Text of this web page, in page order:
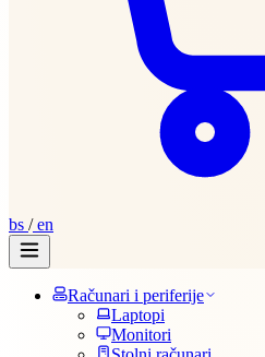
bs /en
Računari i periferije
Laptopi
Monitori